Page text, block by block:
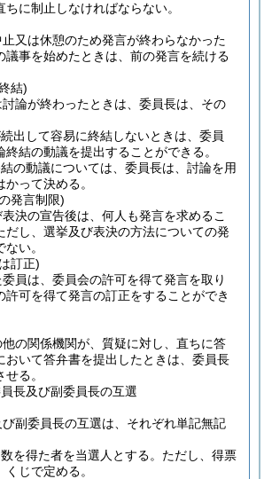
に制止しなければならない。
又は休憩のため発言が終わらなかった
議事を始めたときは、前の発言を続ける
結)
論が終わったときは、委員長は、その
出して容易に終結しないときは、委員
終結の動議を提出することができる。
の動議については、委員長は、討論を用
って決める。
発言制限)
決の宣告後は、何人も発言を求めるこ
だし、選挙及び表決の方法についての発
い。
訂正)
員は、委員会の許可を得て発言を取り
許可を得て発言の訂正をすることができ
の関係機関が、質疑に対し、直ちに答
おいて答弁書を提出したときは、委員長
る。
長及び副委員長の互選
副委員長の互選は、それぞれ単記無記
を得た者を当選人とする。 ただし、得票
じで定める。